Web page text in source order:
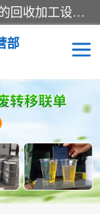
东莞市大岭山莞峰清洗剂经营部拥有的回收加工设备，大量废油回收、废清洗剂回收、废溶剂油回收、机械废油废清洗剂回收、废碳氢回收、碳氢液压油回收、碳氢二氯回收等废清洗剂处理；我们只是提供废旧化工原料的循环使用存放点，执行正规的存放，有正规的回收资质处理。同时我们公司批发零售回收级清洗剂，脱模油再生基础油，质量保证。
部
回收
废清洗剂回收
油回收